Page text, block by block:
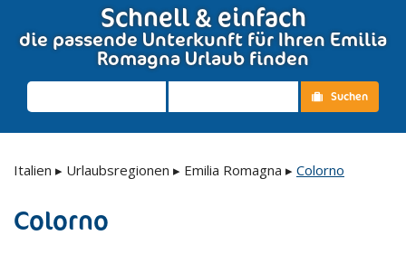
Schnell & einfach
die passende Unterkunft für Ihren Emilia
Romagna Urlaub finden
Suchen
Italien ▸ Urlaubsregionen ▸ Emilia Romagna ▸ Colorno
Colorno